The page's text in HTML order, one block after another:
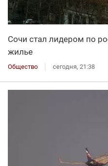
Сочи стал лидером по
жилье
Общество сегодня, 21:38